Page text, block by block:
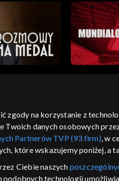
POLSKI
moje zgody pomoc
zgody na korzystanie z
danych osobowych
Partnerów TVP (93 firm), w
które wskazujemy poniżej,
Ciebie naszych
technologii